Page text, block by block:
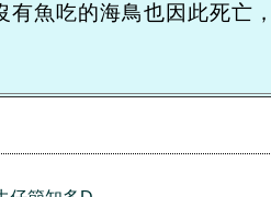
魚吃的海鳥也因此死亡